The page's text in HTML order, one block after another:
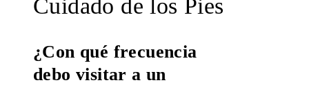
Cuidado de los Pies
¿Con qué frecuencia
debo visitar a un